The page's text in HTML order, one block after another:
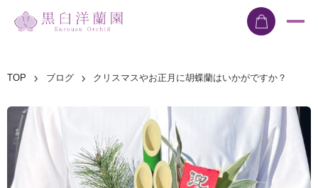
TOP ブログ クリスマスやお正月に胡蝶蘭はいかがですか？